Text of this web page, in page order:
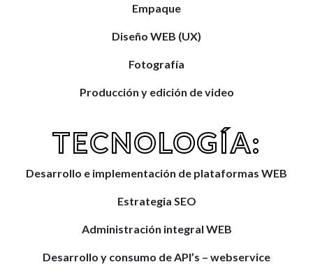
Empaque
Diseño WEB (UX)
Fotografía
Producción y edición de video
TECNOLOGÍA:
Desarrollo e implementación de plataformas WEB
Estrategia SEO
Administración integral WEB
Desarrollo y consumo de API’s – webservice